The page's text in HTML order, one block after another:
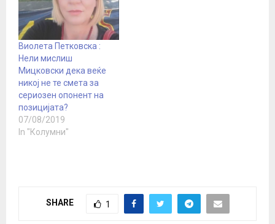
веруваме, но нема да нè
водат политичари
лажливци, коишто само
ветуваат, а ништо не
исполнуваат, порача
Мицкоски од…
Виолета Петковска :
Нели мислиш
Мицковски дека веќе
никој не те смета за
сериозен опонент на
позицијата?
07/08/2019
In "Колумни"
SHARE 1